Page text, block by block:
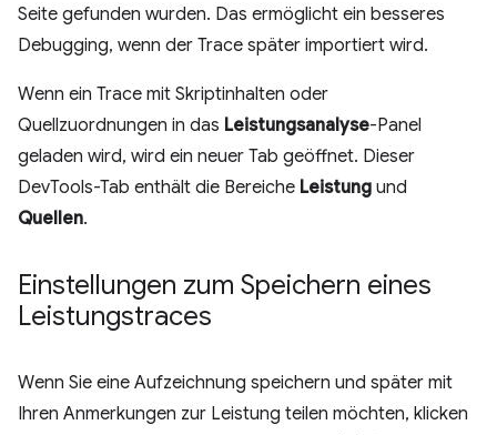
Seite gefunden wurden. Das ermöglicht ein besseres
Debugging, wenn der Trace später importiert wird.
Wenn ein Trace mit Skriptinhalten oder
Quellzuordnungen in das Leistungsanalyse-Panel
geladen wird, wird ein neuer Tab geöffnet. Dieser
DevTools-Tab enthält die Bereiche Leistung und
Quellen.
Einstellungen zum Speichern eines
Leistungstraces
Wenn Sie eine Aufzeichnung speichern und später mit
Ihren Anmerkungen zur Leistung teilen möchten, klicken